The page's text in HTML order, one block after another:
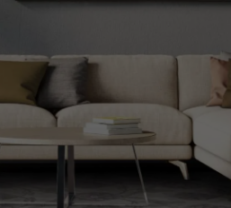
Nie masz produktów w ulubionych
Nie masz produktów w koszyku